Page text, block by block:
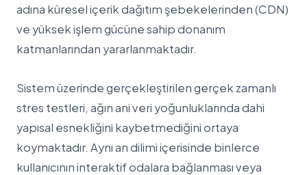
adına küresel içerik dağıtım şebekelerinden (CDN)
ve yüksek işlem gücüne sahip donanım
katmanlarından yararlanmaktadır.
Sistem üzerinde gerçekleştirilen gerçek zamanlı
stres testleri, ağın ani veri yoğunluklarında dahi
yapısal esnekliğini kaybetmediğini ortaya
koymaktadır. Aynı an dilimi içerisinde binlerce
kullanıcının interaktif odalara bağlanması veya